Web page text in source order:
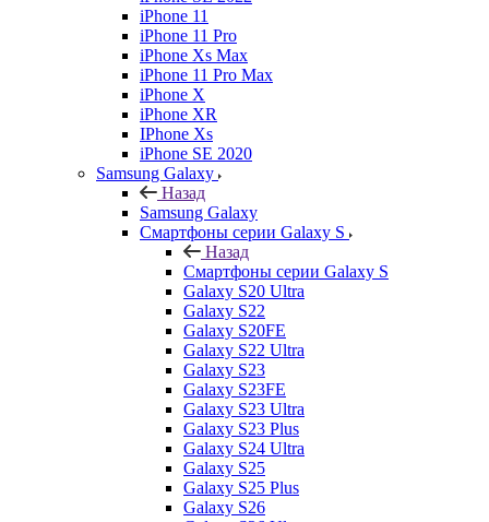
iPhone 11
iPhone 11 Pro
iPhone Xs Max
iPhone 11 Pro Max
iPhone X
iPhone XR
IPhone Xs
iPhone SE 2020
Samsung Galaxy
Назад
Samsung Galaxy
Смартфоны серии Galaxy S
Назад
Смартфоны серии Galaxy S
Galaxy S20 Ultra
Galaxy S22
Galaxy S20FE
Galaxy S22 Ultra
Galaxy S23
Galaxy S23FE
Galaxy S23 Ultra
Galaxy S23 Plus
Galaxy S24 Ultra
Galaxy S25
Galaxy S25 Plus
Galaxy S26